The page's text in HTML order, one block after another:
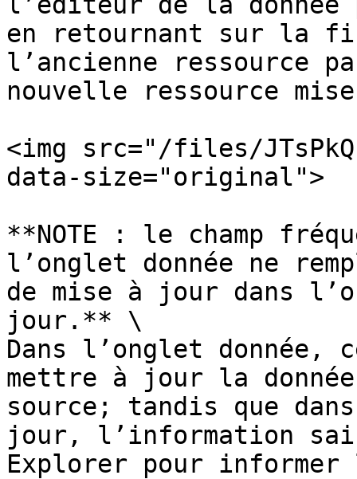
en retournant sur la
l’ancienne ressource
nouvelle ressource
<img src="/files/
data-size="original">
**NOTE : le champ
l’onglet donnée ne
de mise à jour dans
jour.** \
Dans l’onglet donnée,
mettre à jour la
source; tandis que
jour, l’information
Explorer pour